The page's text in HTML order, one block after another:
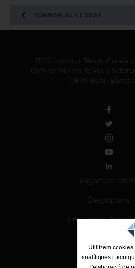
TORNAR AL LLISTAT
ITCS - Institut Tècnic Català
Ctra. de Molins de Rei a
08191 Rubí
Pagament
Devolucions
Condicions de
Condicions d'ús
Utilitzem
analítiques i